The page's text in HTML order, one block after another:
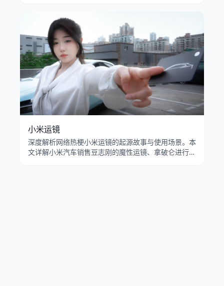
小米运镜
深度解析网络热梗小米运镜的起源故事与使用场景。本
文详解小米汽车销售豆志刚的魔性运镜、拿破仑进行曲